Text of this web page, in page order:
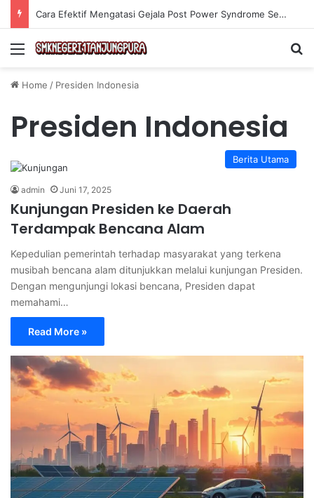
Cara Efektif Mengatasi Gejala Post Power Syndrome Setelah Pensiun Kerja
Menu
Home / Presiden Indonesia
Presiden Indonesia
Berita Utama
admin Juni 17, 2025
Kunjungan Presiden ke Daerah
Terdampak Bencana Alam
Kepedulian pemerintah terhadap masyarakat yang terkena
musibah bencana alam ditunjukkan melalui kunjungan Presiden.
Dengan mengunjungi lokasi bencana, Presiden dapat
memahami…
Read More »